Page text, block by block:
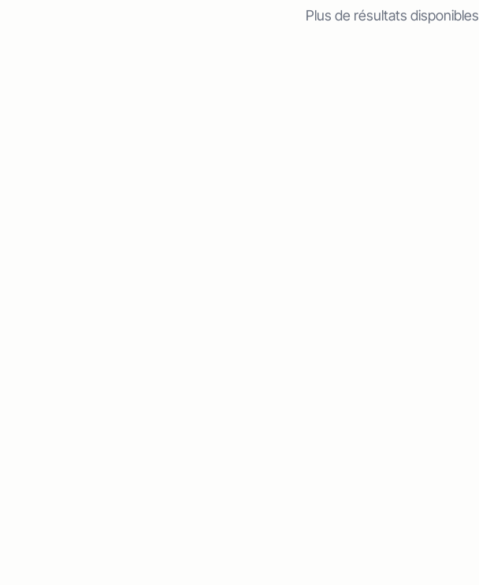
Plus de résultats disponibles